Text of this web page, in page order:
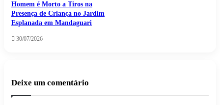
Homem é Morto a Tiros na
Presença de Criança no Jardim
Esplanada em Mandaguari
30/07/2026
Deixe um comentário